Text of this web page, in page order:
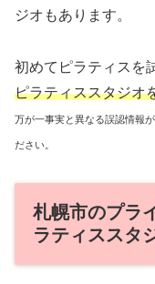
ジオもあります。
初めてピラティスを
ピラティススタジオ
万が一事実と異なる誤認情報
ださい。
札幌市のプラ
ラティススタ